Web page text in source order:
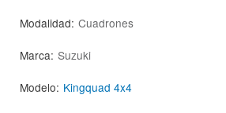
Modalidad: Cuadrones
Marca: Suzuki
Modelo: Kingquad 4x4